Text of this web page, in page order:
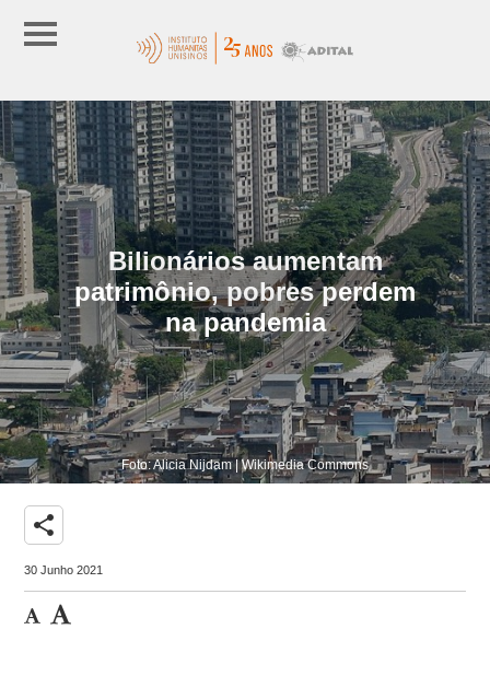
Bilionários aumentam
patrimônio, pobres perdem
na pandemia
Foto: Alicia Nijdam | Wikimedia Commons
share
30 Junho 2021